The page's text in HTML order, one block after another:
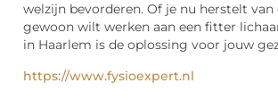
welzijn bevorderen. Of je nu herstelt van
gewoon wilt werken aan een fitter
in Haarlem is de oplossing voor jouw
https://www.fysioexpert.nl